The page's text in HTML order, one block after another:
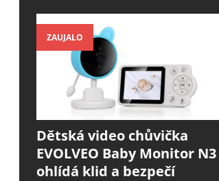
ZAUJALO
Dětská video chůvička
EVOLVEO Baby Monitor N3
ohlídá klid a bezpečí